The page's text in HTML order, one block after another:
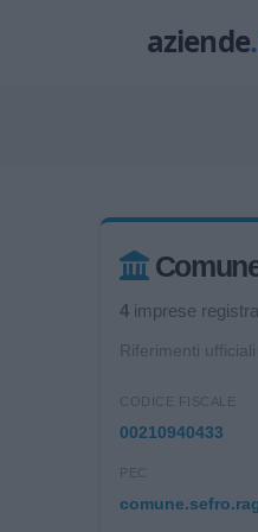
4 imprese
Riferimenti
CODICE FISCALE
00210940433
PEC